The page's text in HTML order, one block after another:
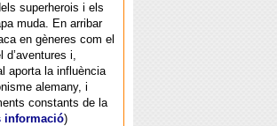
superherois i els
muda. En arribar
en gèneres com el
d’aventures i,
aporta la influència
alemany, i
constants de la
informació)